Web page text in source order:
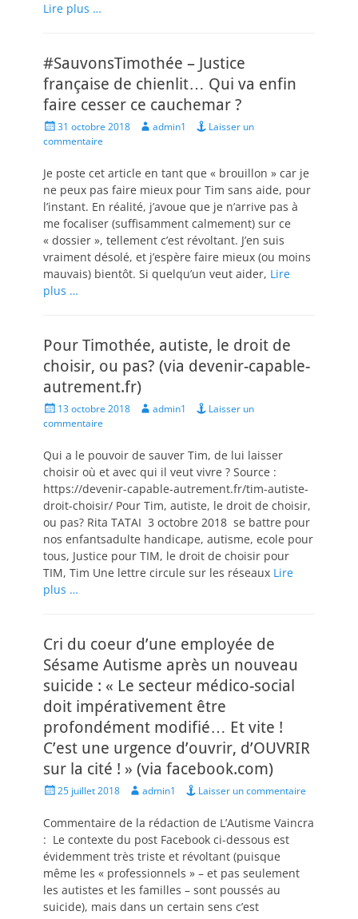
Lire plus …
#SauvonsTimothée – Justice
française de chienlit… Qui va enfin
faire cesser ce cauchemar ?
Posted
on
31 octobre 2018 Author
admin1
Laisser un
commentaire
Je poste cet article en tant que « brouillon » car je
ne peux pas faire mieux pour Tim sans aide, pour
l’instant. En réalité, j’avoue que je n’arrive pas à
me focaliser (suffisamment calmement) sur ce
« dossier », tellement c’est révoltant. J’en suis
vraiment désolé, et j’espère faire mieux (ou moins
mauvais) bientôt. Si quelqu’un veut aider, Lire
plus …
Pour Timothée, autiste, le droit de
choisir, ou pas? (via devenir-capable-
autrement.fr)
Posted
on
13 octobre 2018 Author
admin1
Laisser un
commentaire
Qui a le pouvoir de sauver Tim, de lui laisser
choisir où et avec qui il veut vivre ? Source :
https://devenir-capable-autrement.fr/tim-autiste-
droit-choisir/ Pour Tim, autiste, le droit de choisir,
ou pas? Rita TATAI 3 octobre 2018 se battre pour
nos enfantsadulte handicape, autisme, ecole pour
tous, Justice pour TIM, le droit de choisir pour
TIM, Tim Une lettre circule sur les réseaux Lire
plus …
Cri du coeur d’une employée de
Sésame Autisme après un nouveau
suicide : « Le secteur médico-social
doit impérativement être
profondément modifié… Et vite !
C’est une urgence d’ouvrir, d’OUVRIR
sur la cité ! » (via facebook.com)
Posted25 juillet 2018 Author
admin1 Laisser un commentaire
Commentaire de la rédaction de L’Autisme Vaincra
: Le contexte du post Facebook ci-dessous est
évidemment très triste et révoltant (puisque
même les « professionnels » – et pas seulement
les autistes et les familles – sont poussés au
suicide), mais dans un certain sens c’est